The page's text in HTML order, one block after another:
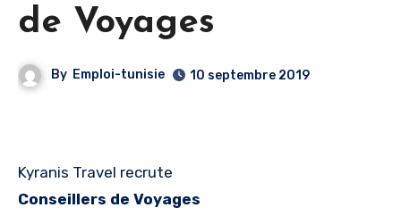
de Voyages
By Emploi-tunisie 10 septembre 2019
Kyranis Travel recrute
Conseillers de Voyages